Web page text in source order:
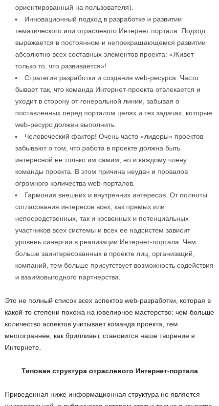
ориентированный на пользователя).
Инновационный подход в разработке и развитии
тематического или отраслевого Интернет портала. Подход
выражается в постоянном и непрекращающемся развитии
абсолютно всех составных элементов проекта: «Живет
только то, что развивается»!
Стратегия разработки и создания web-ресурса. Часто
бывает так, что команда Интернет-проекта отвлекается и
уходит в сторону от генеральной линии, забывая о
поставленных перед порталом целях и тех задачах, которые
web-ресурс должен выполнить.
Человеческий фактор! Очень часто «лидеры» проектов
забывают о том, что работа в проекте должна быть
интересной не только им самим, но и каждому члену
команды проекта. В этом причина неудач и провалов
огромного количества web-порталов.
Гармония внешних и внутренних интересов. От полноты
согласования интересов всех, как прямых или
непосредственных, так и косвенных и потенциальных
участников всех системы и всех ее надсистем зависит
уровень синергии в реализации Интернет-портала. Чем
больше заинтересованных в проекте лиц, организаций,
компаний, тем больше присутствует возможность содействия
и взаимовыгодного партнерства.
Это не полный список всех аспектов web-разработки, которая в
какой-то степени похожа на ювелирное мастерство: чем больше
количество аспектов учитывает команда проекта, тем
многограннее, как бриллиант, становится наше творение в
Интернете.
Типовая структура отраслевого Интернет-портала
Приведенная ниже информационная структура не является